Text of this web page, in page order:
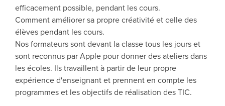
efficacement possible, pendant les cours.
Comment améliorer sa propre créativité et celle des
élèves pendant les cours.
Nos formateurs sont devant la classe tous les jours et
sont reconnus par Apple pour donner des ateliers dans
les écoles. Ils travaillent à partir de leur propre
expérience d'enseignant et prennent en compte les
programmes et les objectifs de réalisation des TIC.